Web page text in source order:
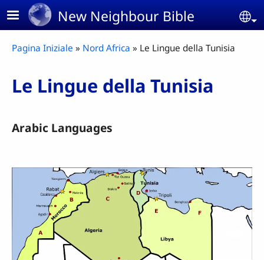
Skip to main contentNew Neighbour Bible
Breadcrumb
Pagina Iniziale Nord Africa Le Lingue della Tunisia
Le Lingue della Tunisia
Arabic Languages